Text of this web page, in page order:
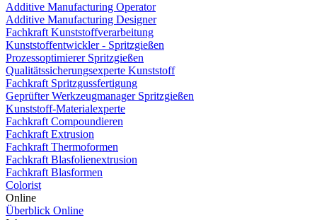
Additive Manufacturing Operator
Additive Manufacturing Designer
Fachkraft Kunststoffverarbeitung
Kunststoffentwickler - Spritzgießen
Prozessoptimierer Spritzgießen
Qualitätssicherungsexperte Kunststoff
Fachkraft Spritzgussfertigung
Geprüfter Werkzeugmanager Spritzgießen
Kunststoff-Materialexperte
Fachkraft Compoundieren
Fachkraft Extrusion
Fachkraft Thermoformen
Fachkraft Blasfolienextrusion
Fachkraft Blasformen
Colorist
Online
Überblick Online